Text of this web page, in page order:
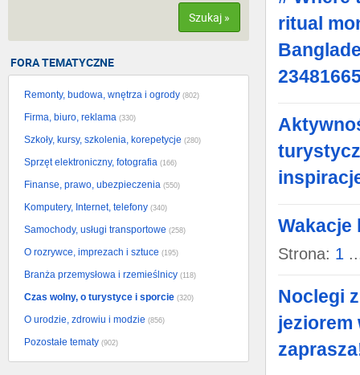
Szukaj »
FORA TEMATYCZNE
Remonty, budowa, wnętrza i ogrody (802)
Firma, biuro, reklama (330)
Szkoły, kursy, szkolenia, korepetycje (280)
Sprzęt elektroniczny, fotografia (166)
Finanse, prawo, ubezpieczenia (550)
Komputery, Internet, telefony (340)
Samochody, usługi transportowe (258)
O rozrywce, imprezach i sztuce (195)
Branża przemysłowa i rzemieślnicy (118)
Czas wolny, o turystyce i sporcie (320)
O urodzie, zdrowiu i modzie (856)
Pozostałe tematy (902)
ritual
Wakacje
Strona: 1
Noclegi
jeziorem